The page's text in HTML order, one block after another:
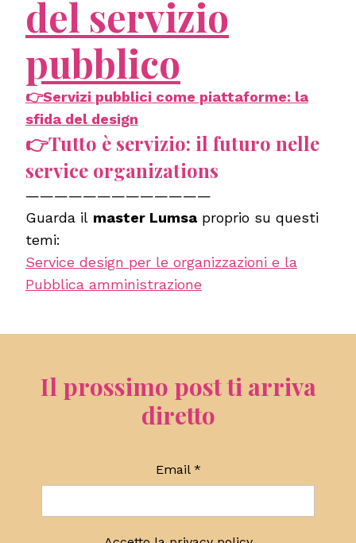
del servizio
pubblico
👉Servizi pubblici come piattaforme: la
sfida del design
👉Tutto è servizio: il futuro nelle
service organizations
—————————————
Guarda il master Lumsa proprio su questi
temi:
Service design per le organizzazioni e la
Pubblica amministrazione
Il prossimo post ti arriva
diretto
Email *